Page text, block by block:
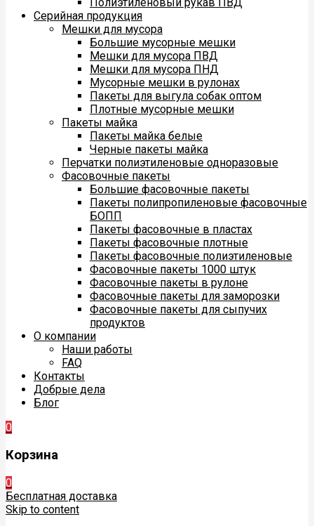
Полиэтиленовый рукав ПВД
Серийная продукция
Мешки для мусора
Большие мусорные мешки
Мешки для мусора ПВД
Мешки для мусора ПНД
Мусорные мешки в рулонах
Пакеты для выгула собак оптом
Плотные мусорные мешки
Пакеты майка
Пакеты майка белые
Черные пакеты майка
Перчатки полиэтиленовые одноразовые
Фасовочные пакеты
Большие фасовочные пакеты
Пакеты полипропиленовые фасовочные
БОПП
Пакеты фасовочные в пластах
Пакеты фасовочные плотные
Пакеты фасовочные полиэтиленовые
Фасовочные пакеты 1000 штук
Фасовочные пакеты в рулоне
Фасовочные пакеты для заморозки
Фасовочные пакеты для сыпучих
продуктов
О компании
Наши работы
FAQ
Контакты
Добрые дела
Блог
0
Корзина
0
Бесплатная доставка
Skip to content